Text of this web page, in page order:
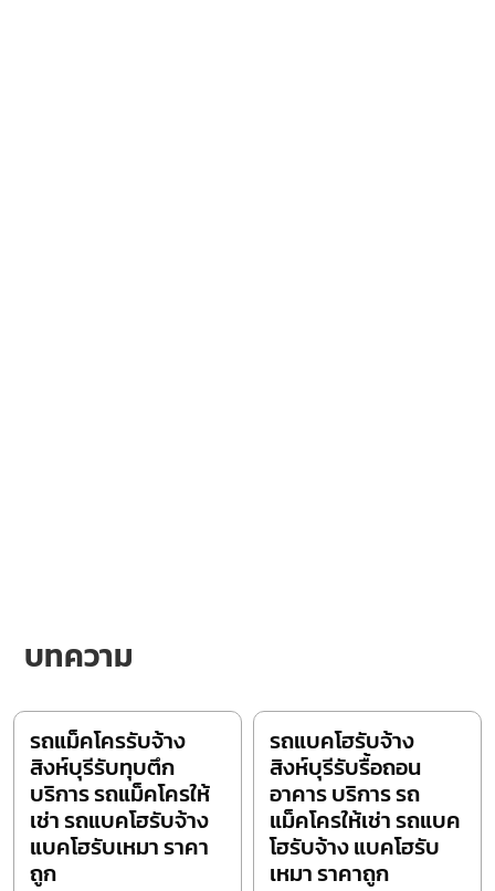
บทความ
รถแม็คโครรับจ้าง
สิงห์บุรีรับทุบตึก
บริการ รถแม็คโครให้
เช่า รถแบคโฮรับจ้าง
แบคโฮรับเหมา ราคา
ถูก
รถแบคโฮรับจ้าง
สิงห์บุรีรับรื้อถอน
อาคาร บริการ รถ
แม็คโครให้เช่า รถแบค
โฮรับจ้าง แบคโฮรับ
เหมา ราคาถูก